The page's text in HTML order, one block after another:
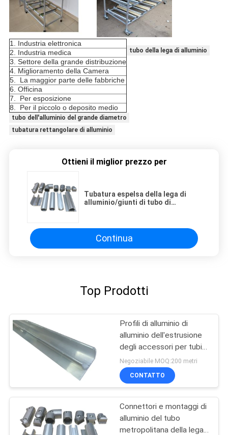
1. Industria elettronica
2. Industria medica
3. Settore della grande distribuzione
4. Miglioramento della Camera
5. La maggior parte delle fabbriche
6. Officina
7. Per esposizione
8. Per il piccolo o deposito medio
tubo della lega di alluminio
tubo dell'alluminio del grande diametro
tubatura rettangolare di alluminio
Ottieni il miglior prezzo per
Tubatura espelsa della lega di
alluminio/giunti di tubo di
Continua
Top Prodotti
Profili di alluminio di
alluminio dell'estrusione
degli accessori per tubi
dell'OEM 6063
Negoziabile MOQ:200 metri
CONTATTO
Connettori e montaggi di
alluminio del tubo
metropolitana della lega